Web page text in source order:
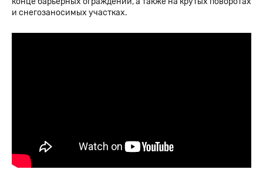
и снегозаносимых участках.